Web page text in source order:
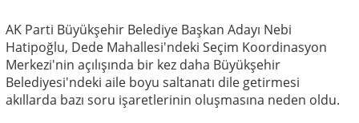
AK Parti Büyükşehir Belediye Başkan Adayı Nebi
Hatipoğlu, Dede Mahallesi'ndeki Seçim Koordinasyon
Merkezi'nin açılışında bir kez daha Büyükşehir
Belediyesi'ndeki aile boyu saltanatı dile getirmesi
akıllarda bazı soru işaretlerinin oluşmasına neden oldu.